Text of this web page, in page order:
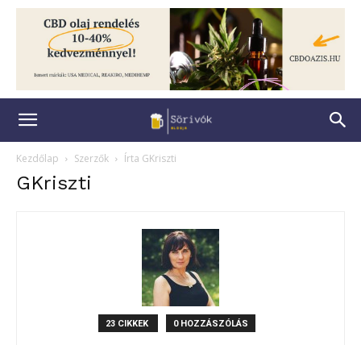
Kezdőlap Szerzők Írta GKriszti
GKriszti
23 CIKKEK 0 HOZZÁSZÓLÁS